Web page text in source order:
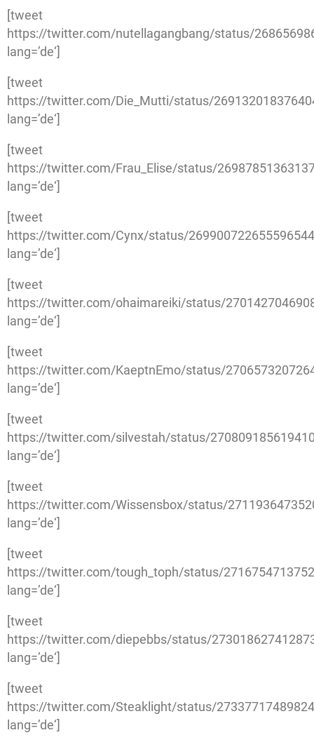
[tweet
https://twitter.com/nutellagangbang/status/
lang=’de‘]
[tweet
https://twitter.com/Die_Mutti/status/
lang=’de‘]
[tweet
https://twitter.com/Frau_Elise/status/
lang=’de‘]
[tweet
https://twitter.com/Cynx/status/269900722655596544
lang=’de‘]
[tweet
https://twitter.com/ohaimareiki/status/
lang=’de‘]
[tweet
https://twitter.com/KaeptnEmo/status/
lang=’de‘]
[tweet
https://twitter.com/silvestah/status/
lang=’de‘]
[tweet
https://twitter.com/Wissensbox/status/
lang=’de‘]
[tweet
https://twitter.com/tough_toph/status/
lang=’de‘]
[tweet
https://twitter.com/diepebbs/status/
lang=’de‘]
[tweet
https://twitter.com/Steaklight/status/
lang=’de‘]